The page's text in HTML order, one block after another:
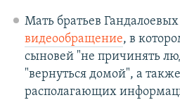
Мать братьев Гандалоевых
видеообращение, в
сыновей "не причинять
"вернуться домой", а
располагающих